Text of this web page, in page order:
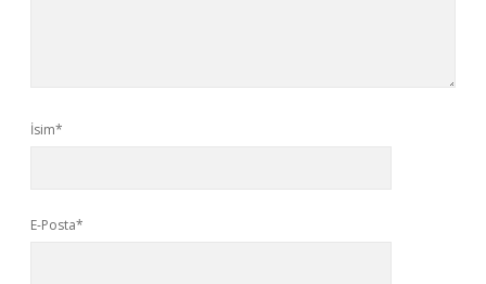
İsim*
E-Posta*